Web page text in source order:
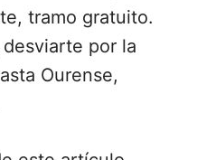
tramo gratuito.
por la
Ourense,